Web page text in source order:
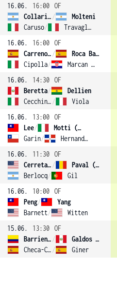
16.06.
16:00 OF
Collarini /
Molteni
Caruso/ Travaglia
16.06.
16:00 OF
Carreno-Busta /
Roca Batalla
Cipolla/ Marcan (4)
16.06.
14:30 OF
Beretta/
Dellien
Cecchinato / Viola
16.06.
13:00 OF
Lee/
Motti (2)
Garin/ Hernandez-Fernandez
16.06.
11:30 OF
Cerretani /
Paval (3)
Berlocq/ Gil
16.06.
10:00 OF
Peng/
Yang
Barnett/ Witten
15.06.
13:30 OF
Barrientos /
Galdos (1)
Checa-Calvo / Giner